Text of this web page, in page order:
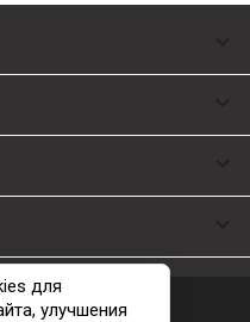
для
улучшения